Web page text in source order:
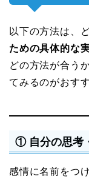
以下の方法は、
ための具体的な
どの方法が合う
てみるのがおす
① 自分の思考
感情に名前をつ